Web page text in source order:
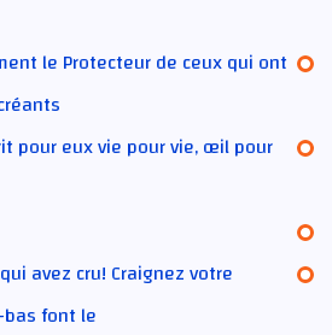
le Protecteur de ceux qui ont
pour eux vie pour vie, œil pour
avez cru! Craignez votre
bas font le